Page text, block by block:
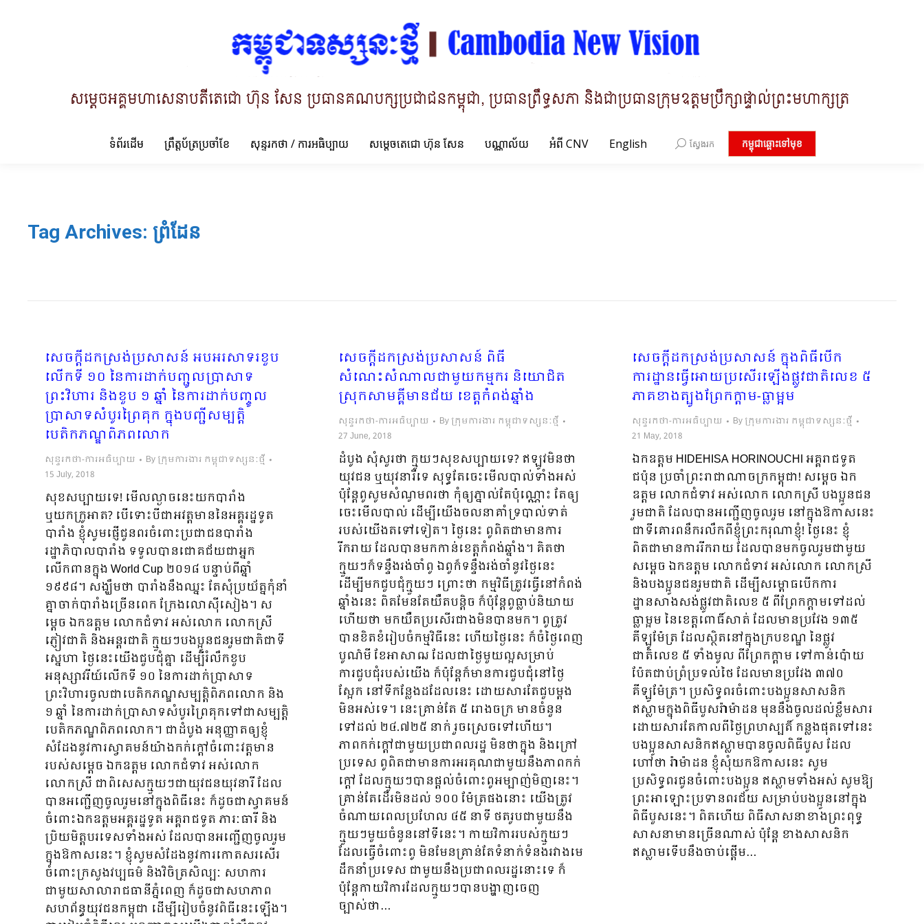
ទំព័រដើម ព្រឹត្តប័ត្រប្រចាំខែ សុន្ទរកថា / ការអធិប្បាយ សម្តេចតេជោ ហ៊ុន សែន បណ្ណាល័យ អំពី CNV English Search:
ស្វែងរក កម្ពុជាឆ្ពោះទៅមុខ
Tag Archives: ព្រំដែន
សេចក្តីដកស្រង់ប្រសាសន៍ អបអរសាទរខួប
លើកទី ១០ នៃការដាក់បញ្ជូលប្រាសាទ
ព្រះវិហារ និងខួប ១ ឆ្នាំ នៃការដាក់បញ្ចូល
ប្រាសាទសំបូរព្រៃគុក ក្នុងបញ្ជីសម្បត្តិ
បេតិកភណ្ឌពិភពលោក
សុន្ទរកថា-ការអធិប្បាយ By ក្រុមការងារ កម្ពុជាទស្សនៈថ្មី
15 July, 2018
សុខសប្បាយទេ! មើលល្ងាចនេះយកបារាំង
ឬយកក្រូអាត? បើទោះបីជាអវត្តមាននៃអគ្គរដ្ឋទូត
បារាំង ខ្ញុំសូមផ្ញើជូនពរចំពោះប្រជាជនបារាំង
រដ្ឋាភិបាលបារាំង ទទួលបានជោគជ័យជាអ្នក
លើកពានក្នុង World Cup ២០១៨ បន្ទាប់ពីឆ្នាំ
១៩៩៨។ សង្ឃឹមថា បារាំងនឹងឈ្នះ តែសុំប្រយ័ត្នកុំនាំ
គ្នាចាក់បារាំងច្រើនពេក ក្រែងលោស៊ីសៀង។ ស
ម្តេច ឯកឧត្តម លោកជំទាវ អស់លោក លោកស្រី
ភ្ញៀវជាតិ និងអន្តរជាតិ ក្មួយៗបងប្អូនជនរួមជាតិជាទី
ស្នេហា ថ្ងៃនេះយើងជួបជុំគ្នា ដើម្បីរំលឹកខួប
អនុស្សាវរីយ៍លើកទី ១០ នៃការដាក់ប្រាសាទ
ព្រះវិហារ​ចូលជាបេតិកភណ្ឌសម្បត្តិពិភពលោក និង
១ ឆ្នាំ នៃការដាក់ប្រាសាទសំបូរព្រៃគុកទៅជាសម្បត្តិ
បេតិកភណ្ឌពិភពលោក។ ជាដំបូង អនុញ្ញាតឲ្យខ្ញុំ
សំដែងនូវការស្វាគមន៍យ៉ាងកក់ក្តៅចំពោះវត្តមាន
របស់សម្តេច ឯកឧត្តម លោកជំទាវ អស់លោក
លោកស្រី ជាពិសេសក្មួយៗជាយុវជនយុវនារី ដែល
បានអញ្ជើញចូលរួមនៅក្នុងពិធីនេះ ក៏ដូចជាស្វាគមន៍
ចំពោះឯកឧត្តមអគ្គរដ្ឋទូត អគ្គរាជទូត ភារៈធារី និង
ប្រិយមិត្តបរទេសទាំងអស់ ដែលបានអញ្ជើញចូលរួម
ក្នុងឱកាសនេះ។ ខ្ញុំសូមសំដែងនូវការកោតសរសើរ
ចំពោះក្រសួងវប្បធម៌ និងវិចិត្រសិល្បៈ សហការ
ជាមួយសាលារាជធានីភ្នំពេញ ក៏ដូចជាសហភាព
សហព័ន្ធយុវជនកម្ពុជា ដើម្បីរៀបចំនូវពិធីនេះឡើង។
សេចក្តីដកស្រង់ប្រសាសន៍ ពិធី
សំណេះសំណាលជាមួយកម្មករ និយោជិត
ស្រុកសាមគ្គីមានជ័យ ខេត្តកំពង់ឆ្នាំង
សុន្ទរកថា-ការអធិប្បាយ By ក្រុមការងារ កម្ពុជាទស្សនៈថ្មី
27 June, 2018
ដំបូង សុំសួរថា ក្មួយៗសុខសប្បាយទេ? ឥឡូវមិនថា
យុវជន ឬយុវនារីទេ សុទ្ធតែចេះមើលបាល់ទាំងអស់
ប៉ុន្តែពូសូមសំណូមពរថា កុំឲ្យភ្នាល់តែប៉ុណ្ណោះ តែឲ្យ
ចេះមើលបាល់ ដើម្បីយើងចលនាគាំទ្របាល់ទាត់
របស់យើងតទៅទៀត។ ថ្ងៃនេះ ពូពិតជាមានការ
រីករាយ ដែលបានមកកាន់ខេត្តកំពង់ឆ្នាំង។ គិតថា
ក្មួយៗក៏ទន្ទឹងរង់ចាំពូ ឯពូក៏ទន្ទឹងរង់ចាំនូវថ្ងៃនេះ
ដើម្បីមកជួបជុំក្មួយៗ ព្រោះថា កម្មវិធីត្រូវធ្វើនៅកំពង់
ឆ្នាំងនេះ ពិតមែនតែយឺតបន្ដិច ក៏ប៉ុន្តែពូធ្លាប់និយាយ
ហើយថា មកយឺតប្រសើរជាងមិនបានមក។ ពូត្រូវ
បានខិតខំរៀបចំកម្មវិធីនេះ ហើយថ្ងៃនេះ ក៏ចំថ្ងៃពេញ
បូណ៌មី ខែអាសាឍ ដែលជាថ្ងៃមួយល្អសម្រាប់
ការជួបជុំរបស់យើង ក៏ប៉ុន្តែក៏មានការជួបជុំនៅថ្ងៃ
ស្អែក នៅទីកន្លែងដដែលនេះ ដោយសារតែជួបម្ដង
មិនអស់ទេ។ នេះគ្រាន់តែ ៥ រោងចក្រ មានចំនួន
ទៅដល់ ២៤.៧២៥ នាក់ រួចស្រេចទៅហើយ។
ភាពកក់ក្ដៅជាមួយប្រជាពលរដ្ឋ មិនថាក្នុង និងក្រៅ
ប្រទេស ពូពិតជាមានការអរគុណជាមួយនឹងភាពកក់
ក្ដៅ ដែលក្មួយៗបានផ្ដល់ចំពោះពូអម្បាញ់មិញនេះ។
គ្រាន់តែដើរមិនដល់ ១០០ ម៉ែត្រផងនោះ យើងត្រូវ
ចំណាយពេលប្រហែល ៤៥ នាទី ថតរូបជាមួយ​នឹង
ក្មួយៗមួយចំនួននៅទីនេះ។ កាយវិការរបស់ក្មួយៗ
ដែលធ្វើចំពោះពូ មិនមែនគ្រាន់តែទំនាក់​ទំនងរវាងមេ
ដឹកនាំប្រទេស ជាមួយនឹងប្រជាពលរដ្ឋនោះទេ ក៏
ប៉ុន្តែកាយវិការដែលក្មួយៗបាន​បង្ហាញចេញ
ច្បាស់ថា…
សេចក្តីដកស្រង់ប្រសាសន៍ ក្នុងពិធីបើក
ការដ្ឋានធ្វើអោយប្រសើរឡើងផ្លូវជាតិលេខ ៥
ភាគខាងត្បូងព្រែកក្តាម-ធ្លាម្អម
សុន្ទរកថា-ការអធិប្បាយ By ក្រុមការងារ កម្ពុជាទស្សនៈថ្មី
21 May, 2018
ឯកឧត្តម HIDEHISA HORINOUCHI អគ្គរាជទូត
ជប៉ុន ប្រចាំព្រះរាជាណាចក្រកម្ពុជា! សម្តេច ឯក
ឧត្តម លោកជំទាវ​ អស់លោក លោកស្រី បងប្អូនជន
រួមជាតិ ដែលបានអញ្ជើញចូលរួម នៅក្នុងឱកាសនេះ
ជាទីគោរពនឹករលឹកពីខ្ញុំព្រះករុណាខ្ញុំ! ថ្ងៃនេះ ខ្ញុំ
ពិតជាមានការរីករាយ ដែលបានមកចូលរួមជាមួយ
សម្តេច ឯកឧត្តម លោកជំទាវ អស់លោក លោកស្រី
និងបងប្អូនជនរួមជាតិ ដើម្បីសម្ពោធបើកការ
ដ្ឋានសាងសង់ផ្លូវជាតិលេខ ៥ ពីព្រែកក្តាមទៅដល់
ធ្លាម្អម នៃខេត្តពោធិ៍សាត់ ដែលមានប្រវែង ១៣៥
គីឡូម៉ែត្រ ដែលស្ថិតនៅក្នុងក្របខណ្ឌ នៃផ្លូវ
ជាតិលេខ ៥ ទាំងមូល ពីព្រែកក្តាម ទៅកាន់ប៉ោយ
ប៉ែតជាប់ព្រំប្រទល់ថៃ ដែលមានប្រវែង ៣៧០
គីឡូម៉ែត្រ។ ប្រសិទ្ធពរចំពោះបងប្អូនសាសនិក
ឥស្លាមក្នុងពិធីបួសរ៉ាម៉ាដន មុននឹងចូលដល់ខ្លឹមសារ
ដោយសារតែកាលពីថ្ងៃព្រហស្បតិ៍ កន្លងផុតទៅនេះ
បងប្អូនសាសនិកឥស្លាម​បានចូលពិធីបួស ដែល
ហៅថា រ៉ាម៉ាដន ខ្ញុំសុំយកឱកាសនេះ សូម
ប្រសិទ្ធពរជូនចំពោះបងប្អូន ឥស្លាមទាំងអស់ សូមឱ្យ
ព្រះអាឡោះប្រទានពរជ័យ​ សម្រាប់បងប្អូននៅក្នុង
ពិធីបួសនេះ។ ពិតហើយ ពិធីសាសនាខាងព្រះពុទ្ធ
សាសនាមានច្រើនណាស់ ប៉ុន្តែ ខាងសាសនិក
ឥស្លាមទើបនឹងចាប់ផ្តើម…